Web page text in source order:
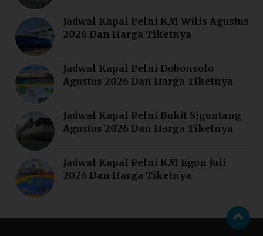
Jadwal Kapal Pelni KM Wilis Agustus
2026 Dan Harga Tiketnya
Jadwal Kapal Pelni Dobonsolo
Agustus 2026 Dan Harga Tiketnya
Jadwal Kapal Pelni Bukit Siguntang
Agustus 2026 Dan Harga Tiketnya
Jadwal Kapal Pelni KM Egon Juli
2026 Dan Harga Tiketnya